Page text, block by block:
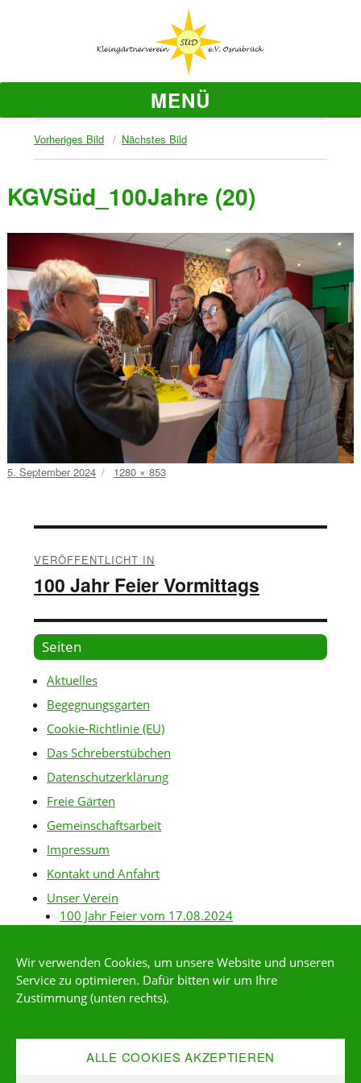
Wir verwenden Cookies, um unsere Website und unseren
Service zu optimieren. Dafür bitten wir um Ihre
Zustimmung (unten rechts).
ALLE COOKIES AKZEPTIEREN
MENÜ
Vorheriges Bild Nächstes Bild
KGVSüd_100Jahre (20)
Veröffentlicht
5. September 2024
Volle
1280 × 853
VERÖFFENTLICHT IN
100 Jahr Feier Vormittags
Seiten
Aktuelles
Begegnungsgarten
Cookie-Richtlinie (EU)
Das Schreberstübchen
Datenschutzerklärung
Freie Gärten
Gemeinschaftsarbeit
Impressum
Kontakt und Anfahrt
Unser Verein
100 Jahr Feier vom 17.08.2024
Gartenanlagen
Gartenordnung
Kleingärtner*in werden
Mitgliederservice